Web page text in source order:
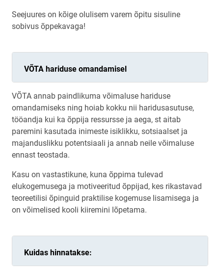
Seejuures on kõige olulisem varem õpitu sisuline
sobivus õppekavaga!
VÕTA hariduse omandamisel
VÕTA annab paindlikuma võimaluse hariduse
omandamiseks ning hoiab kokku nii haridusasutuse,
tööandja kui ka õppija ressursse ja aega, st aitab
paremini kasutada inimeste isiklikku, sotsiaalset ja
majanduslikku potentsiaali ja annab neile võimaluse
ennast teostada.
Kasu on vastastikune, kuna õppima tulevad
elukogemusega ja motiveeritud õppijad, kes rikastavad
teoreetilisi õpinguid praktilise kogemuse lisamisega ja
on võimelised kooli kiiremini lõpetama.
Kuidas hinnatakse: